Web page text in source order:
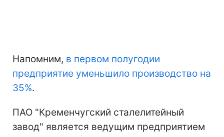
Напомним, в первом полугодии
предприятие уменьшило производство на
35%.
ПАО "Кременчугский сталелитейный
завод" является ведущим предприятием